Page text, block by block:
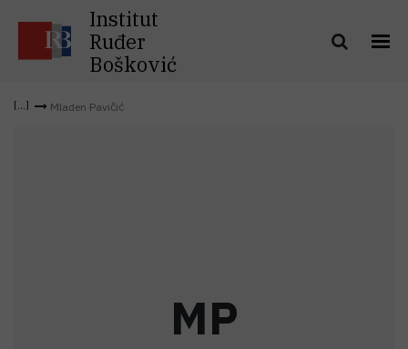
Institut
Ruđer
Bošković
Mladen Pavičić
MP